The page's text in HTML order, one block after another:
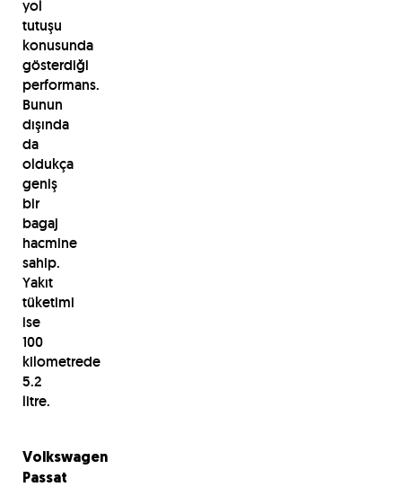
yol
tutuşu
konusunda
gösterdiği
performans.
Bunun
dışında
da
oldukça
geniş
bir
bagaj
hacmine
sahip.
Yakıt
tüketimi
ise
100
kilometrede
5.2
litre.
Volkswagen
Passat